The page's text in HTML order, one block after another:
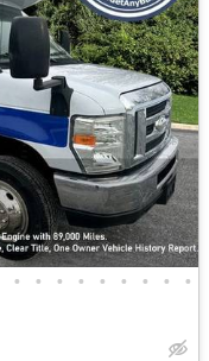
• • • • • • • • •